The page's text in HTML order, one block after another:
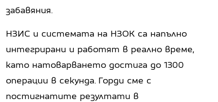
забавяния.
НЗИС и системата на НЗОК са напълно
интегрирани и работят в реално време,
като натоварването достига до 1300
операции в секунда. Горди сме с
постигнатите резултати в